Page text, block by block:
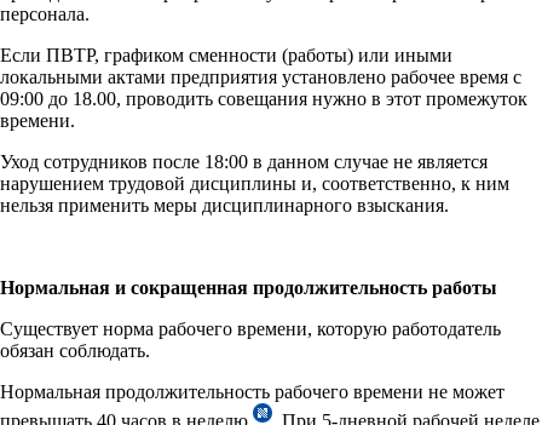
персонала.
Если ПВТР, графиком сменности (работы) или иными
локальными актами предприятия установлено рабочее время с
09:00 до 18.00, проводить совещания нужно в этот промежуток
времени.
Уход сотрудников после 18:00 в данном случае не является
нарушением трудовой дисциплины и, соответственно, к ним
нельзя применить меры дисциплинарного взыскания.
Нормальная и сокращенная продолжительность работы
Существует норма рабочего времени, которую работодатель
обязан соблюдать.
Нормальная продолжительность рабочего времени не может
превышать 40 часов в неделю
. При 5-дневной рабочей неделе